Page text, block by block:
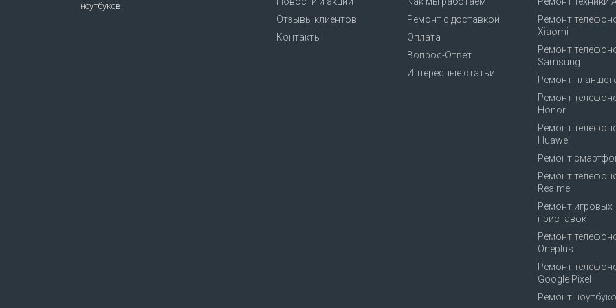
ноутбуков.
Отзывы клиентов
Контакты
Ремонт с доставкой
Оплата
Вопрос-Ответ
Интересные статьи
Ремонт
Xiaomi
Ремонт
Samsung
Ремонт
Ремонт
Honor
Ремонт
Huawei
Ремонт
Ремонт
Realme
Ремонт игровых
приставок
Ремонт
Oneplus
Ремонт
Google Pixel
Ремонт